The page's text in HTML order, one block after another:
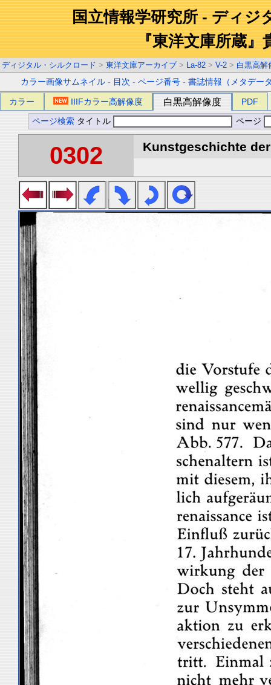
国立情報学研究所 - ディジ
『東洋文庫所蔵』
ディジタル・シルクロード > 東洋文庫アーカイブ > La-82 > V-2 > 白黒高解
カラー画像サムネイル - 目次 -ページ番号 -書誌情報（メタデー
カラー IIIFカラー高解像度 白黒高解像度 PDF
ページ検索 タイトル ページ
0302 Kunstgeschichte